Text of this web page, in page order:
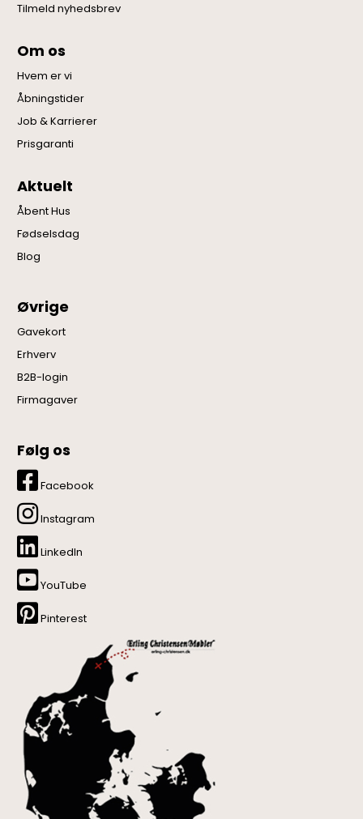
Tilmeld nyhedsbrev
Om os
Hvem er vi
Åbningstider
Job & Karrierer
Prisgaranti
Aktuelt
Åbent Hus
Fødselsdag
Blog
Øvrige
Gavekort
Erhverv
B2B-login
Firmagaver
Følg os
Facebook
Instagram
LinkedIn
YouTube
Pinterest